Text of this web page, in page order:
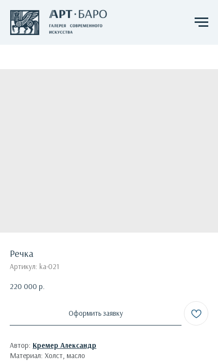
Речка
Артикул: ka-021
220 000 р.
Оформить заявку
Автор: Кремер Александр
Материал: Холст, масло